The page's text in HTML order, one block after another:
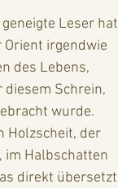
Leser hat
Orient irgendwie
des Lebens,
Schrein,
wurde.
Holzscheit, der
im Halbschatten
direkt übersetzt